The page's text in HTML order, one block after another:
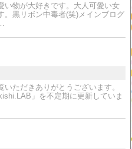
い物が大好きです。大人可愛い女
。黒リボン中毒者(笑)メインブログ
いただきありがとうございます。
」を不定期に更新していま